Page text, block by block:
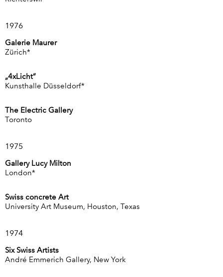
1976
Galerie Maurer
Zürich*
„4xLicht“
Kunsthalle Düsseldorf*
The Electric Gallery
Toronto
1975
Gallery Lucy Milton
London*
Swiss concrete Art
University Art Museum, Houston, Texas
1974
Six Swiss Artists
André Emmerich Gallery, New York